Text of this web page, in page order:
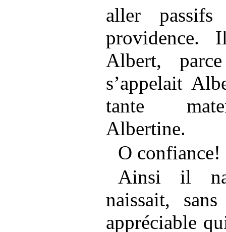
aller
providence.
Albert,
s’appelait
tante
Albertine.
O confiance!
Ainsi il
naissait,
appréciable